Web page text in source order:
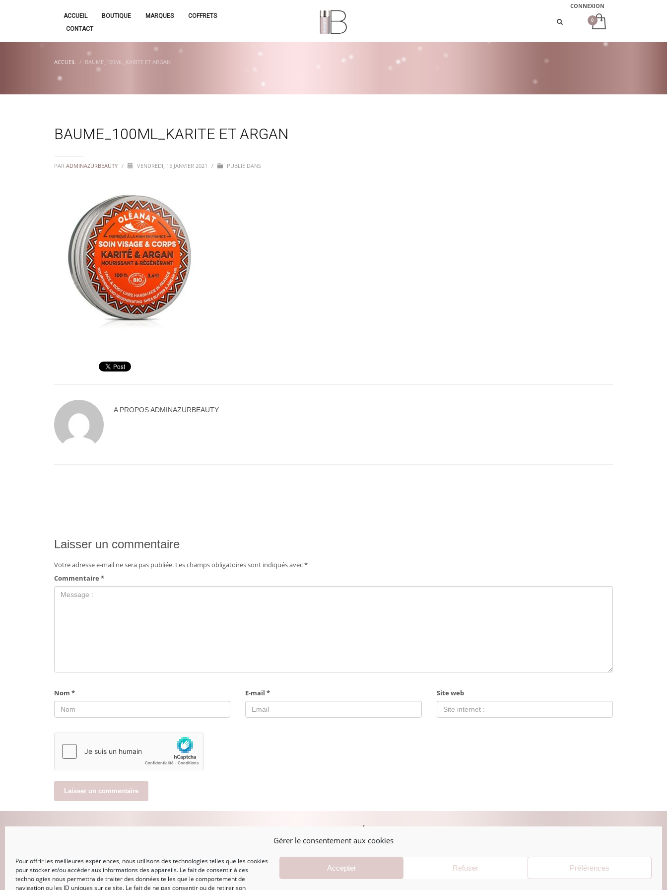
Gérer le consentement aux cookies
Pour offrir les meilleures expériences, nous utilisons des technologies telles que les cookies
pour stocker et/ou accéder aux informations des appareils. Le fait de consentir à ces
technologies nous permettra de traiter des données telles que le comportement de
navigation ou les ID uniques sur ce site. Le fait de ne pas consentir ou de retirer son
Accepter Refuser Préférences
CONNEXION
ACCUEIL BOUTIQUE MARQUES
COFFRETS
CONTACT
ACCUEIL BAUME_100ML_KARITE ET ARGAN
BAUME_100ML_KARITE ET ARGAN
PARADMINAZURBEAUTY / VENDREDI, 15 JANVIER 2021 / PUBLIÉ DANS
A PROPOSADMINAZURBEAUTY
Laisser un commentaire
Votre adresse e-mail ne sera pas publiée. Les champs obligatoires sont indiqués avec*
Commentaire*
Nom* E-mail* Site web
CONNEXION
Mot de passe perdu
Accueil
CGV